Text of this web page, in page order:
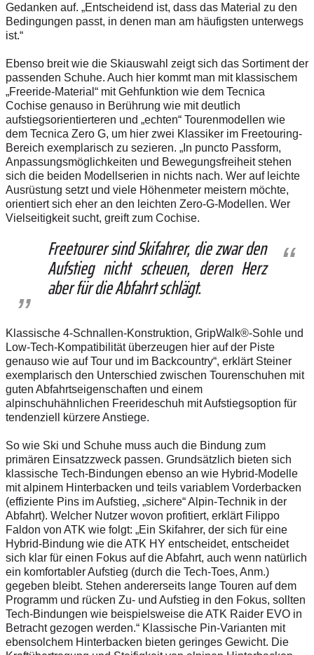
Gedanken auf. „Entscheidend ist, dass das Material zu den
Bedingungen passt, in denen man am häufigsten unterwegs
ist.“
Ebenso breit wie die Skiauswahl zeigt sich das Sortiment der
passenden Schuhe. Auch hier kommt man mit klassischem
„Freeride-Material“ mit Gehfunktion wie dem Tecnica
Cochise genauso in Berührung wie mit deutlich
aufstiegsorientierteren und „echten“ Tourenmodellen wie
dem Tecnica Zero G, um hier zwei Klassiker im Freetouring-
Bereich exemplarisch zu sezieren. „In puncto Passform,
Anpassungsmöglichkeiten und Bewegungsfreiheit stehen
sich die beiden Modellserien in nichts nach. Wer auf leichte
Ausrüstung setzt und viele Höhenmeter meistern möchte,
orientiert sich eher an den leichten Zero-G-Modellen. Wer
Vielseitigkeit sucht, greift zum Cochise.
Freetourer sind Skifahrer, die zwar den
Aufstieg nicht scheuen, deren Herz
aber für die Abfahrt schlägt.
Klassische 4-Schnallen-Konstruktion, GripWalk®-Sohle und
Low-Tech-Kompatibilität überzeugen hier auf der Piste
genauso wie auf Tour und im Backcountry“, erklärt Steiner
exemplarisch den Unterschied zwischen Tourenschuhen mit
guten Abfahrtseigenschaften und einem
alpinschuhähnlichen Free­rideschuh mit Aufstiegsoption für
tendenziell kürzere Anstiege.
So wie Ski und Schuhe muss auch die Bindung zum
primären Einsatzzweck passen. Grundsätzlich bieten sich
klassische Tech-Bindungen ebenso an wie Hybrid-Modelle
mit alpinem Hinterbacken und teils variablem Vorderbacken
(effiziente Pins im Aufstieg, „sichere“ Alpin-Technik in der
Abfahrt). Welcher Nutzer wovon profitiert, erklärt Filippo
Faldon von ATK wie folgt: „Ein Skifahrer, der sich für eine
Hybrid-Bindung wie die ATK HY entscheidet, entscheidet
sich klar für einen Fokus auf die Abfahrt, auch wenn natürlich
ein komfortabler Aufstieg (durch die Tech-Toes, Anm.)
gegeben bleibt. Stehen andererseits lange Touren auf dem
Programm und rücken Zu- und Aufstieg in den Fokus, sollten
Tech-Bindungen wie beispielsweise die ATK Raider EVO in
Betracht gezogen werden.“ Klassische Pin-­Varianten mit
ebensolchem Hinterbacken bieten geringes Gewicht. Die